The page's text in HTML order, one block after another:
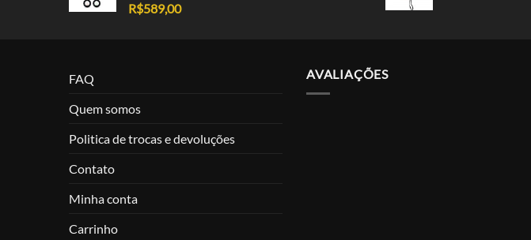
R$589,00
FAQ
Quem somos
Politica de trocas e devoluções
Contato
Minha conta
Carrinho
AVALIAÇÕES